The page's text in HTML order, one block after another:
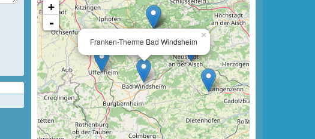
×
Franken-Therme Bad Windsheim
+
-